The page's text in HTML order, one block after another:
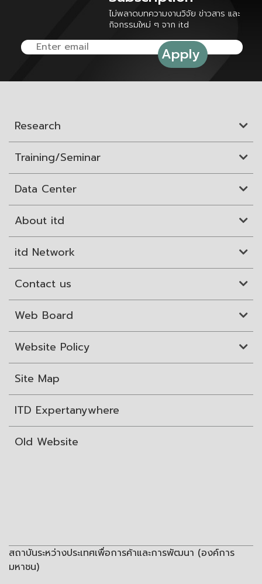
ไม่พลาดบทความงานวิจัย ข่าวสาร และ
กิจกรรมใหม่ ๆ จาก itd
Research
Training/Seminar
Data Center
About itd
itd Network
Contact us
Web Board
Website Policy
Site Map
ITD Expertanywhere
Old Website
สถาบันระหว่างประเทศเพื่อการค้าและการพัฒนา (องค์การ
มหาชน)